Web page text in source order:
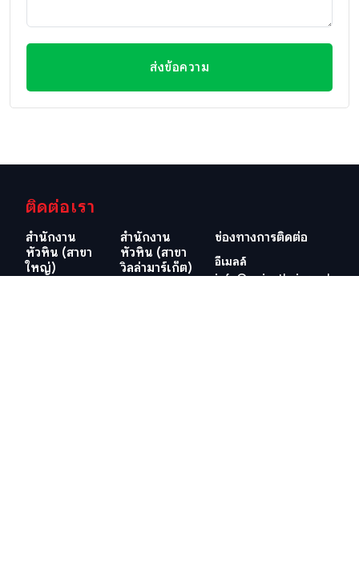
ส่งข้อความ
ติดต่อเรา
สำนักงาน
หัวหิน (สาขา
ใหญ่)
สำนักงาน
หัวหิน (สาขา
วิลล่ามาร์เก็ต)
ช่องทางการติดต่อ
อีเมลล์
info@swissthaipro.ch